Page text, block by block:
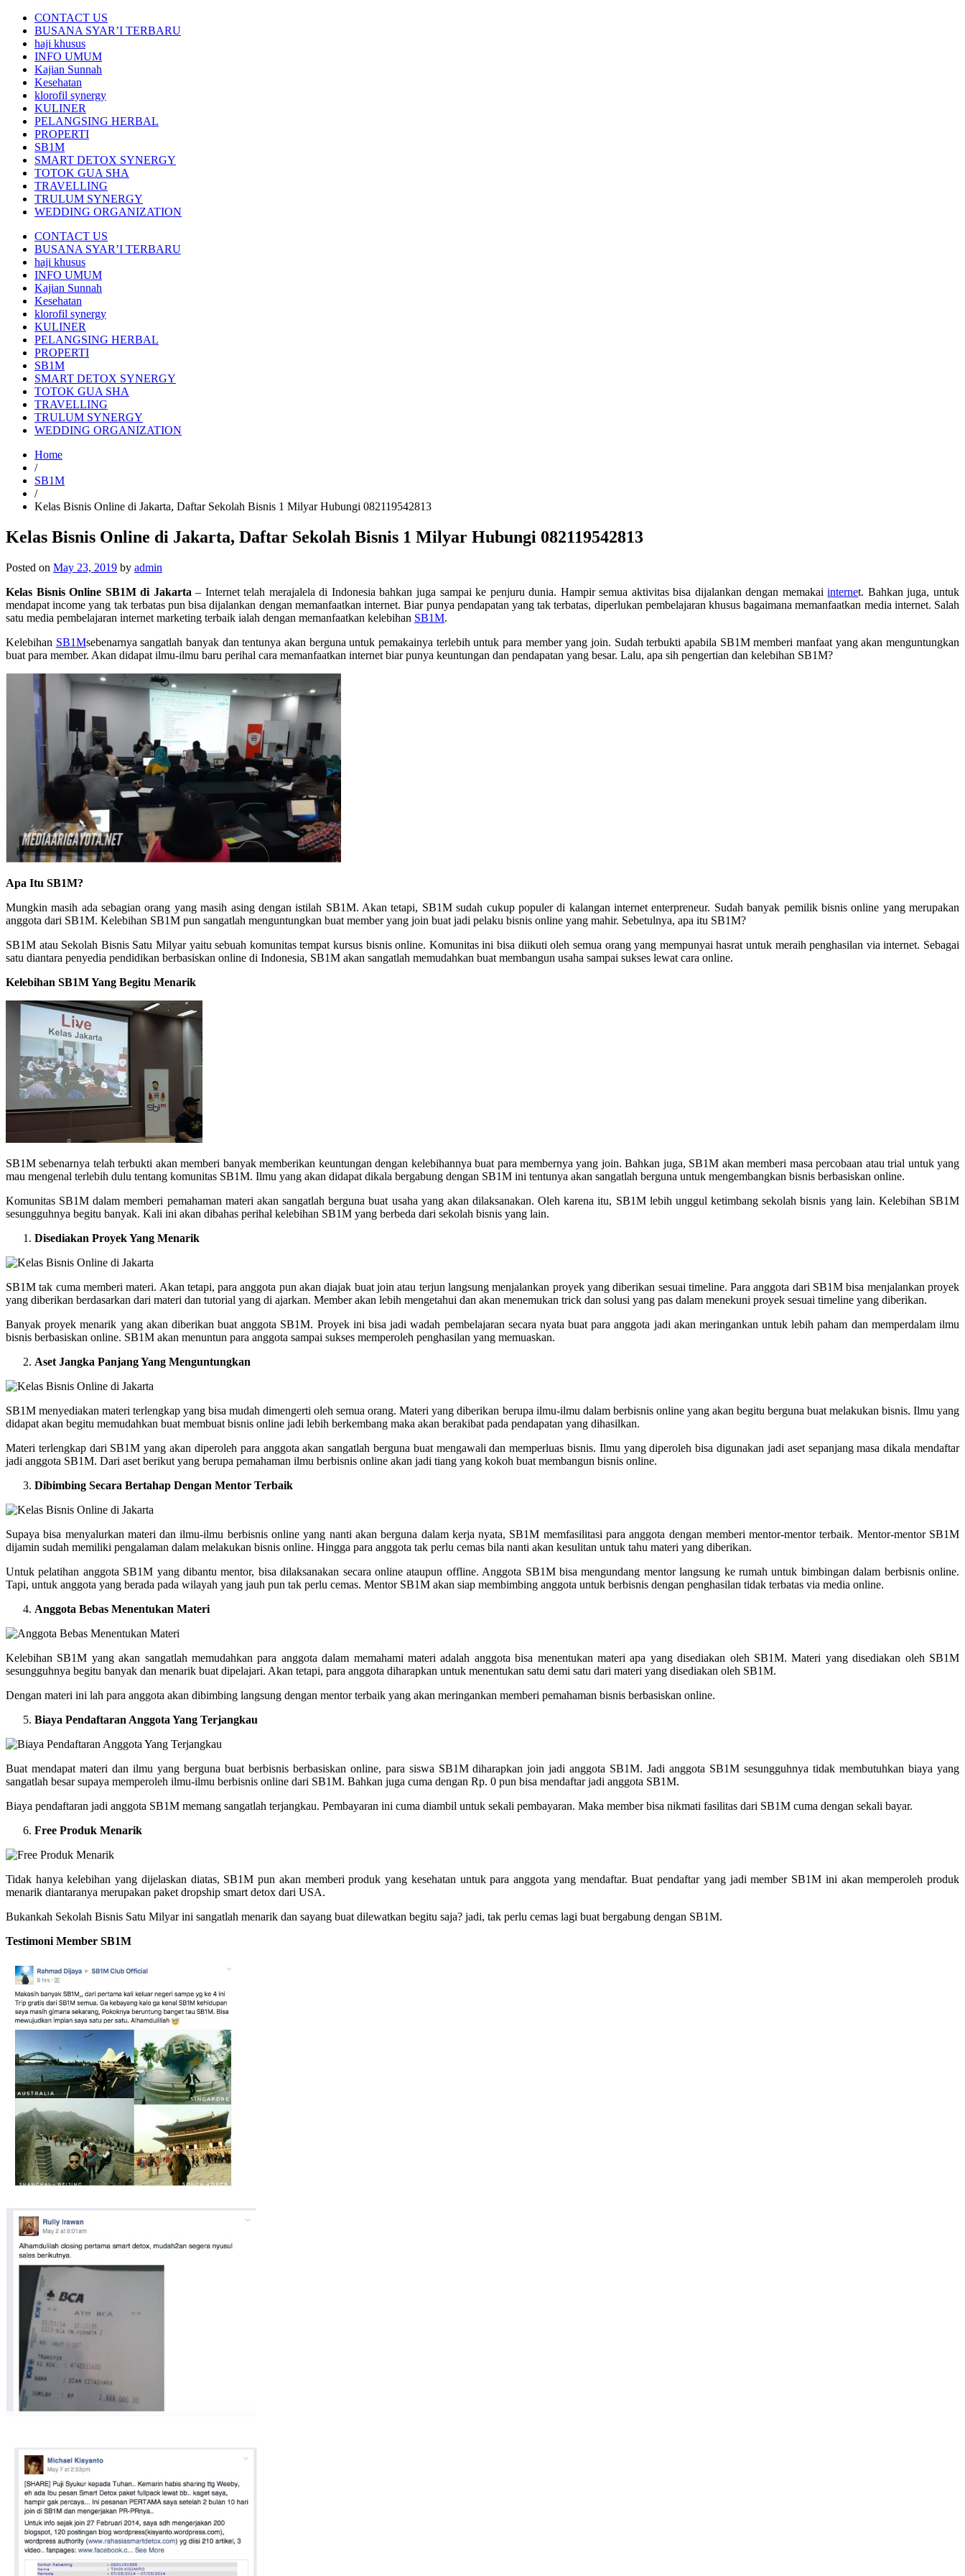
CONTACT US
BUSANA SYAR’I TERBARU
haji khusus
INFO UMUM
Kajian Sunnah
Kesehatan
klorofil synergy
KULINER
PELANGSING HERBAL
PROPERTI
SB1M
SMART DETOX SYNERGY
TOTOK GUA SHA
TRAVELLING
TRULUM SYNERGY
WEDDING ORGANIZATION
CONTACT US
BUSANA SYAR’I TERBARU
haji khusus
INFO UMUM
Kajian Sunnah
Kesehatan
klorofil synergy
KULINER
PELANGSING HERBAL
PROPERTI
SB1M
SMART DETOX SYNERGY
TOTOK GUA SHA
TRAVELLING
TRULUM SYNERGY
WEDDING ORGANIZATION
Home
/
SB1M
/
Kelas Bisnis Online di Jakarta, Daftar Sekolah Bisnis 1 Milyar Hubungi 082119542813
Kelas Bisnis Online di Jakarta, Daftar Sekolah Bisnis 1 Milyar Hubungi 082119542813
Posted on May 23, 2019 by admin
Kelas Bisnis Online SB1M di Jakarta – Internet telah merajalela di Indonesia bahkan juga sampai ke penjuru dunia. Hampir semua aktivitas bisa dijalankan dengan memakaiinternet. Bahkan juga, untuk
mendapat income yang tak terbatas pun bisa dijalankan dengan memanfaatkan internet. Biar punya pendapatan yang tak terbatas, diperlukan pembelajaran khusus bagaimana memanfaatkan media internet. Salah
satu media pembelajaran internet marketing terbaik ialah dengan memanfaatkan kelebihan SB1M.
Kelebihan SB1Msebenarnya sangatlah banyak dan tentunya akan berguna untuk pemakainya terlebih untuk para member yang join. Sudah terbukti apabila SB1M memberi manfaat yang akan menguntungkan
buat para member. Akan didapat ilmu-ilmu baru perihal cara memanfaatkan internet biar punya keuntungan dan pendapatan yang besar. Lalu, apa sih pengertian dan kelebihan SB1M?
Apa Itu SB1M?
Mungkin masih ada sebagian orang yang masih asing dengan istilah SB1M. Akan tetapi, SB1M sudah cukup populer di kalangan internet enterpreneur. Sudah banyak pemilik bisnis online yang merupakan
anggota dari SB1M. Kelebihan SB1M pun sangatlah menguntungkan buat member yang join buat jadi pelaku bisnis online yang mahir. Sebetulnya, apa itu SB1M?
SB1M atau Sekolah Bisnis Satu Milyar yaitu sebuah komunitas tempat kursus bisnis online. Komunitas ini bisa diikuti oleh semua orang yang mempunyai hasrat untuk meraih penghasilan via internet. Sebagai
satu diantara penyedia pendidikan berbasiskan online di Indonesia, SB1M akan sangatlah memudahkan buat membangun usaha sampai sukses lewat cara online.
Kelebihan SB1M Yang Begitu Menarik
SB1M sebenarnya telah terbukti akan memberi banyak memberikan keuntungan dengan kelebihannya buat para membernya yang join. Bahkan juga, SB1M akan memberi masa percobaan atau trial untuk yang
mau mengenal terlebih dulu tentang komunitas SB1M. Ilmu yang akan didapat dikala bergabung dengan SB1M ini tentunya akan sangatlah berguna untuk mengembangkan bisnis berbasiskan online.
Komunitas SB1M dalam memberi pemahaman materi akan sangatlah berguna buat usaha yang akan dilaksanakan. Oleh karena itu, SB1M lebih unggul ketimbang sekolah bisnis yang lain. Kelebihan SB1M
sesungguhnya begitu banyak. Kali ini akan dibahas perihal kelebihan SB1M yang berbeda dari sekolah bisnis yang lain.
Disediakan Proyek Yang Menarik
SB1M tak cuma memberi materi. Akan tetapi, para anggota pun akan diajak buat join atau terjun langsung menjalankan proyek yang diberikan sesuai timeline. Para anggota dari SB1M bisa menjalankan proyek
yang diberikan berdasarkan dari materi dan tutorial yang di ajarkan. Member akan lebih mengetahui dan akan menemukan trick dan solusi yang pas dalam menekuni proyek sesuai timeline yang diberikan.
Banyak proyek menarik yang akan diberikan buat anggota SB1M. Proyek ini bisa jadi wadah pembelajaran secara nyata buat para anggota jadi akan meringankan untuk lebih paham dan memperdalam ilmu
bisnis berbasiskan online. SB1M akan menuntun para anggota sampai sukses memperoleh penghasilan yang memuaskan.
Aset Jangka Panjang Yang Menguntungkan
SB1M menyediakan materi terlengkap yang bisa mudah dimengerti oleh semua orang. Materi yang diberikan berupa ilmu-ilmu dalam berbisnis online yang akan begitu berguna buat melakukan bisnis. Ilmu yang
didapat akan begitu memudahkan buat membuat bisnis online jadi lebih berkembang maka akan berakibat pada pendapatan yang dihasilkan.
Materi terlengkap dari SB1M yang akan diperoleh para anggota akan sangatlah berguna buat mengawali dan memperluas bisnis. Ilmu yang diperoleh bisa digunakan jadi aset sepanjang masa dikala mendaftar
jadi anggota SB1M. Dari aset berikut yang berupa pemahaman ilmu berbisnis online akan jadi tiang yang kokoh buat membangun bisnis online.
Dibimbing Secara Bertahap Dengan Mentor Terbaik
Supaya bisa menyalurkan materi dan ilmu-ilmu berbisnis online yang nanti akan berguna dalam kerja nyata, SB1M memfasilitasi para anggota dengan memberi mentor-mentor terbaik. Mentor-mentor SB1M
dijamin sudah memiliki pengalaman dalam melakukan bisnis online. Hingga para anggota tak perlu cemas bila nanti akan kesulitan untuk tahu materi yang diberikan.
Untuk pelatihan anggota SB1M yang dibantu mentor, bisa dilaksanakan secara online ataupun offline. Anggota SB1M bisa mengundang mentor langsung ke rumah untuk bimbingan dalam berbisnis online.
Tapi, untuk anggota yang berada pada wilayah yang jauh pun tak perlu cemas. Mentor SB1M akan siap membimbing anggota untuk berbisnis dengan penghasilan tidak terbatas via media online.
Anggota Bebas Menentukan Materi
Kelebihan SB1M yang akan sangatlah memudahkan para anggota dalam memahami materi adalah anggota bisa menentukan materi apa yang disediakan oleh SB1M. Materi yang disediakan oleh SB1M
sesungguhnya begitu banyak dan menarik buat dipelajari. Akan tetapi, para anggota diharapkan untuk menentukan satu demi satu dari materi yang disediakan oleh SB1M.
Dengan materi ini lah para anggota akan dibimbing langsung dengan mentor terbaik yang akan meringankan memberi pemahaman bisnis berbasiskan online.
Biaya Pendaftaran Anggota Yang Terjangkau
Buat mendapat materi dan ilmu yang berguna buat berbisnis berbasiskan online, para siswa SB1M diharapkan join jadi anggota SB1M. Jadi anggota SB1M sesungguhnya tidak membutuhkan biaya yang
sangatlah besar supaya memperoleh ilmu-ilmu berbisnis online dari SB1M. Bahkan juga cuma dengan Rp. 0 pun bisa mendaftar jadi anggota SB1M.
Biaya pendaftaran jadi anggota SB1M memang sangatlah terjangkau. Pembayaran ini cuma diambil untuk sekali pembayaran. Maka member bisa nikmati fasilitas dari SB1M cuma dengan sekali bayar.
Free Produk Menarik
Tidak hanya kelebihan yang dijelaskan diatas, SB1M pun akan memberi produk yang kesehatan untuk para anggota yang mendaftar. Buat pendaftar yang jadi member SB1M ini akan memperoleh produk
menarik diantaranya merupakan paket dropship smart detox dari USA.
Bukankah Sekolah Bisnis Satu Milyar ini sangatlah menarik dan sayang buat dilewatkan begitu saja? jadi, tak perlu cemas lagi buat bergabung dengan SB1M.
Testimoni Member SB1M